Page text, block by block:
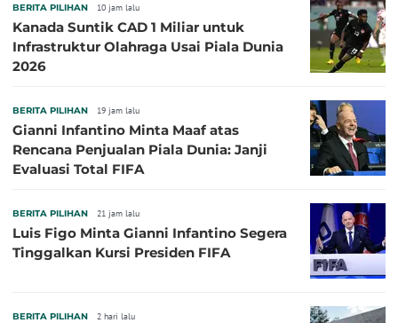
BERITA PILIHAN 10 jam lalu
Kanada Suntik CAD 1 Miliar untuk
Infrastruktur Olahraga Usai Piala Dunia
2026
BERITA PILIHAN 19 jam lalu
Gianni Infantino Minta Maaf atas
Rencana Penjualan Piala Dunia: Janji
Evaluasi Total FIFA
BERITA PILIHAN 21 jam lalu
Luis Figo Minta Gianni Infantino Segera
Tinggalkan Kursi Presiden FIFA
BERITA PILIHAN 2 hari lalu